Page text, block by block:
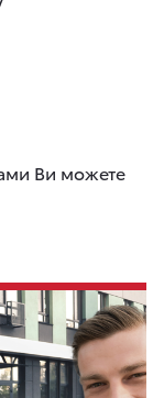
Ви можете